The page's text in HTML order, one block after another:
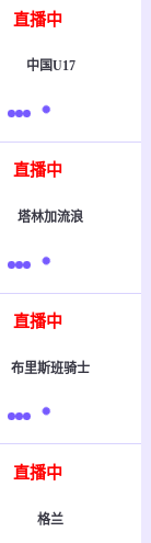
直播中
中国U17
直播中
塔林加流浪
直播中
布里斯班骑士
直播中
格兰